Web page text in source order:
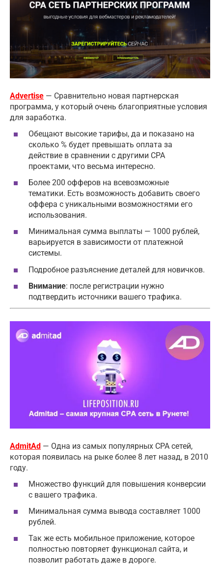
Advertise — Сравнительно новая партнерская
программа, у который очень благоприятные условия
для заработка.
Обещают высокие тарифы, да и показано на
сколько % будет превышать оплата за
действие в сравнении с другими CPA
проектами, что весьма интересно.
Более 200 офферов на всевозможные
тематики. Есть возможность добавить своего
оффера с уникальными возможностями его
использования.
Минимальная сумма выплаты — 1000 рублей,
варьируется в зависимости от платежной
системы.
Подробное разъяснение деталей для новичков.
Внимание: после регистрации нужно
подтвердить источники вашего трафика.
AdmitAd — Одна из самых популярных CPA сетей,
которая появилась на рыке более 8 лет назад, в 2010
году.
Множество функций для повышения конверсии
с вашего трафика.
Минимальная сумма вывода составляет 1000
рублей.
Так же есть мобильное приложение, которое
полностью повторяет функционал сайта, и
позволит работать даже в дороге.